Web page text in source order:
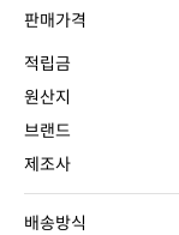
판매가격
적립금
원산지
브랜드
제조사
배송방식